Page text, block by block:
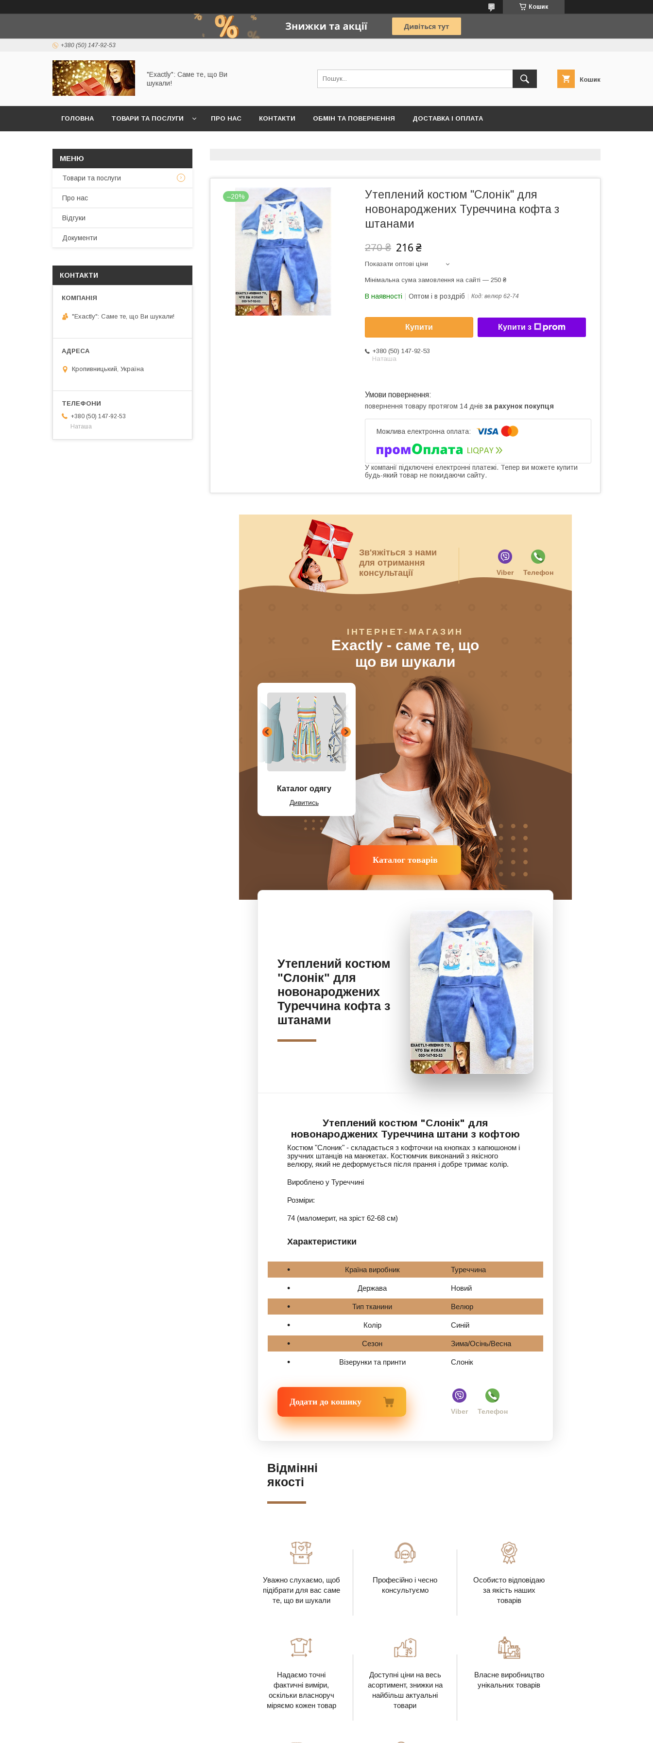
Кошик
+380 (50) 147-92-53
"Exactly": Саме те, що Ви
шукали!
Кошик
ГОЛОВНА ТОВАРИ ТА ПОСЛУГИ ПРО НАС КОНТАКТИ ОБМІН ТА ПОВЕРНЕННЯ ДОСТАВКА І ОПЛАТА
–20%
Утеплений костюм "Слонік" для
новонароджених Туреччина кофта з
штанами
270 ₴ 216 ₴
Показати оптові ціни
Мінімальна сума замовлення на сайті — 250 ₴
В наявності Оптом і в роздріб Код: велюр 62-74
Купити Купити з
+380 (50) 147-92-53
Наташа
повернення товару протягом 14 днів за рахунок покупця
У компанії підключені електронні платежі. Тепер ви можете купити
будь-який товар не покидаючи сайту.
Зв'яжіться з нами
для отримання
консультації
Viber Телефон
ІНТЕРНЕТ-МАГАЗИН
Exactly - саме те, що
що ви шукали
Каталог одягу
Дивитись
Каталог товарів
Утеплений костюм
"Слонік" для
новонароджених
Туреччина кофта з
штанами
Утеплений костюм "Слонік" для
новонароджених Туреччина штани з кофтою
Костюм "Слоник" - складається з кофточки на кнопках з капюшоном і
зручних штанців на манжетах. Костюмчик виконаний з якісного
велюру, який не деформується після прання і добре тримає колір.
Вироблено у Туреччині
Розміри:
74 (маломерит, на зріст 62-68 см)
Характеристики
Країна виробник Туреччина
Держава Новий
Тип тканини Велюр
Колір Синій
Сезон Зима/Осінь/Весна
Візерунки та принти Слонік
Додати до кошику
Viber Телефон
Відмінні
якості
Уважно слухаємо, щоб
підібрати для вас саме
те, що ви шукали
Професійно і чесно
консультуємо
Особисто відповідаю
за якість наших
товарів
Надаємо точні
фактичні виміри,
оскільки власноруч
міряємо кожен товар
Доступні ціни на весь
асортимент, знижки на
найбільш актуальні
товари
Власне виробництво
унікальних товарів
Товари та послуги
Про нас
Відгуки
Документи
КОНТАКТИ
"Exactly": Саме те, що Ви шукали!
Кропивницький, Україна
+380 (50) 147-92-53
Наташа